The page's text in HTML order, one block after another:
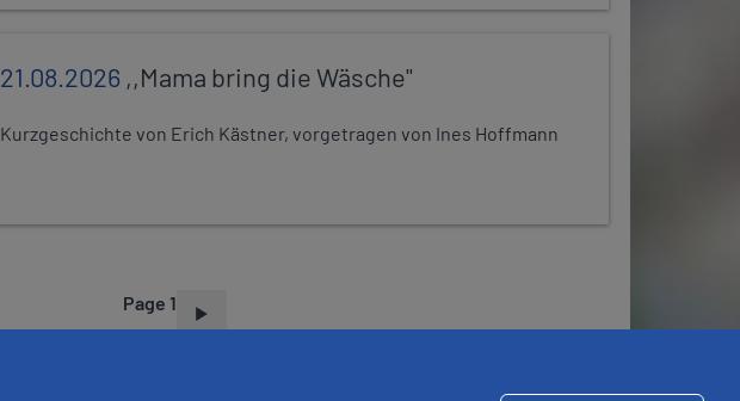
21.08.2026 ,,Mama bring die Wäsche"
Kurzgeschichte von Erich Kästner, vorgetragen von Ines Hoffmann
Page 1